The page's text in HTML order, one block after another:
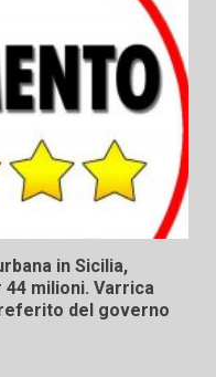
in Sicilia,
milioni. Varrica
del governo